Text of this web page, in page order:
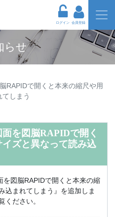
ログイン 会員登録
らせ
RAPIDで開くと本来の縮尺や用
しまう
を図脳RAPIDで開く
ズと異なって読み込
を図脳RAPIDで開くと本来の縮
込まれてしまう』を追加しま
ください。